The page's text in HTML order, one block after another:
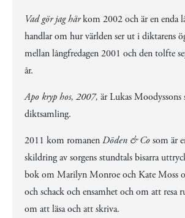
Vad gör jag härkom 2002 och är en enda
handlar om hur världen ser ut i diktarens
mellan långfredagen 2001 och den tolfte
år.
Apo kryp hos, 2007, är Lukas Moodyssons
diktsamling.
2011 kom romanenDöden & Cosom är
skildring av sorgens stundtals bisarra
bok om Marilyn Monroe och Kate Moss
och schack och ensamhet och om att resa
om att läsa och att skriva.